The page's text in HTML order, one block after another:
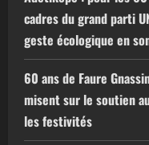
cadres du grand parti
geste écologique en
60 ans de Faure
misent sur le soutien
les festivités